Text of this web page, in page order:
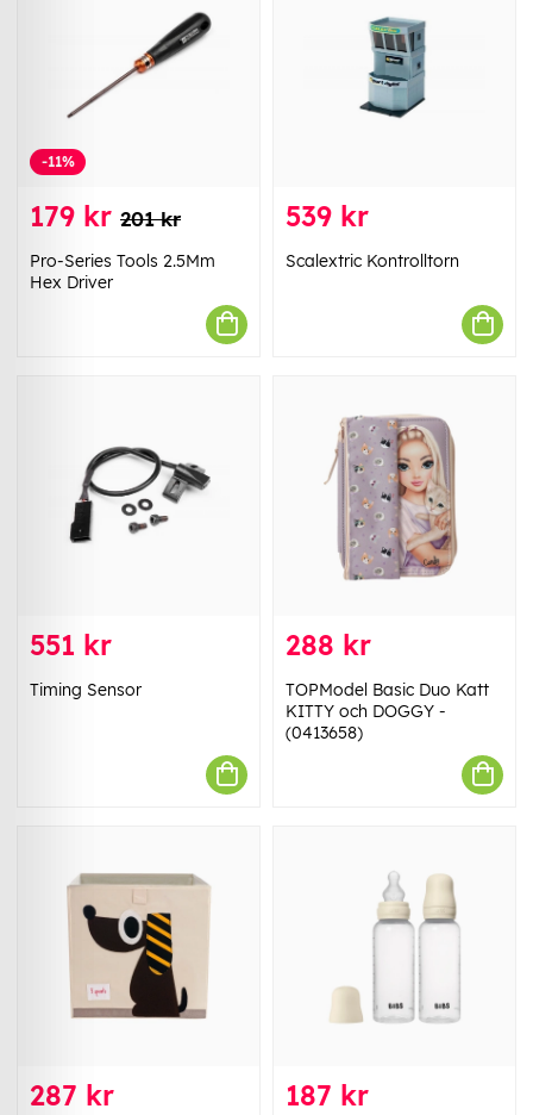
-11%
179 kr 201 kr
Pro-Series Tools 2.5Mm
Hex Driver
539 kr
Scalextric Kontrolltorn
551 kr
Timing Sensor
288 kr
TOPModel Basic Duo Katt
KITTY och DOGGY -
(0413658)
287 kr 187 kr